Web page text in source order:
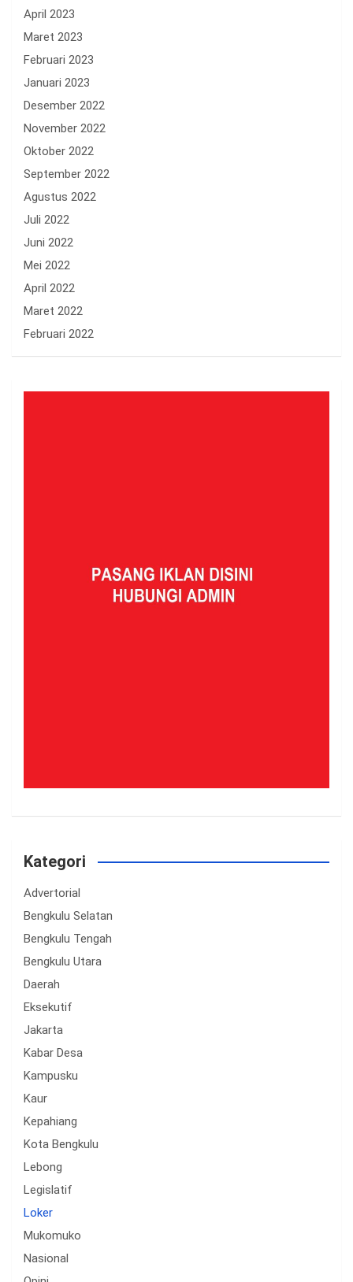
April 2023
Maret 2023
Februari 2023
Januari 2023
Desember 2022
November 2022
Oktober 2022
September 2022
Agustus 2022
Juli 2022
Juni 2022
Mei 2022
April 2022
Maret 2022
Februari 2022
Kategori
Advertorial
Bengkulu Selatan
Bengkulu Tengah
Bengkulu Utara
Daerah
Eksekutif
Jakarta
Kabar Desa
Kampusku
Kaur
Kepahiang
Kota Bengkulu
Lebong
Legislatif
Loker
Mukomuko
Nasional